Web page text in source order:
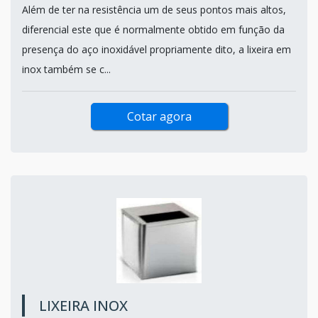
Além de ter na resistência um de seus pontos mais altos,
diferencial este que é normalmente obtido em função da
presença do aço inoxidável propriamente dito, a lixeira em
inox também se c...
Cotar agora
LIXEIRA INOX